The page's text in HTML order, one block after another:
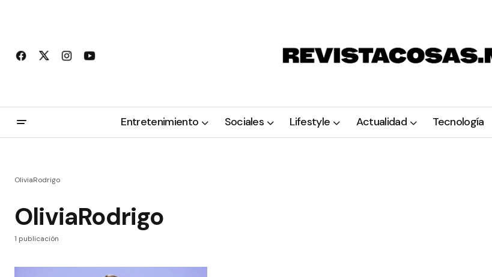
Entretenimiento Sociales Lifestyle Actualidad Tecnología
OliviaRodrigo
OliviaRodrigo
1 publicación